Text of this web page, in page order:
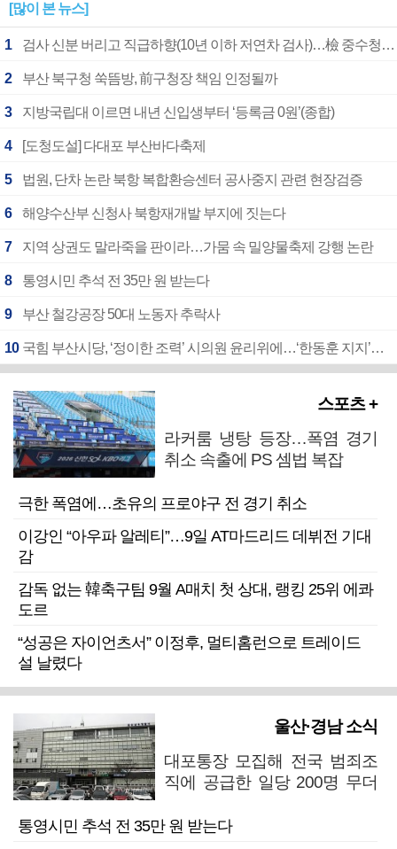
[많이 본 뉴스]
1 검사 신분 버리고 직급하향(10년 이하 저연차 검사)…檢 중수청행 기피
2 부산 북구청 쑥뜸방, 前구청장 책임 인정될까
3 지방국립대 이르면 내년 신입생부터 ‘등록금 0원’(종합)
4 [도청도설] 다대포 부산바다축제
5 법원, 단차 논란 북항 복합환승센터 공사중지 관련 현장검증
6 해양수산부 신청사 북항재개발 부지에 짓는다
7 지역 상권도 말라죽을 판이라…가뭄 속 밀양물축제 강행 논란
8 통영시민 추석 전 35만 원 받는다
9 부산 철강공장 50대 노동자 추락사
10 국힘 부산시당, ‘정이한 조력’ 시의원 윤리위에…‘한동훈 지지’도 신고접수
스포츠 +
라커룸 냉탕 등장…폭염 경기
취소 속출에 PS 셈법 복잡
극한 폭염에…초유의 프로야구 전 경기 취소
이강인 “아우파 알레티”…9일 AT마드리드 데뷔전 기대
감
감독 없는 韓축구팀 9월 A매치 첫 상대, 랭킹 25위 에콰
도르
“성공은 자이언츠서” 이정후, 멀티홈런으로 트레이드
설 날렸다
울산·경남 소식
대포통장 모집해 전국 범죄조
직에 공급한 일당 200명 무더
통영시민 추석 전 35만 원 받는다